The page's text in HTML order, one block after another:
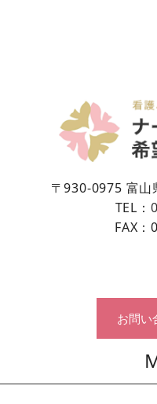
〒930-0975 富山
TEL：
FAX
お問い